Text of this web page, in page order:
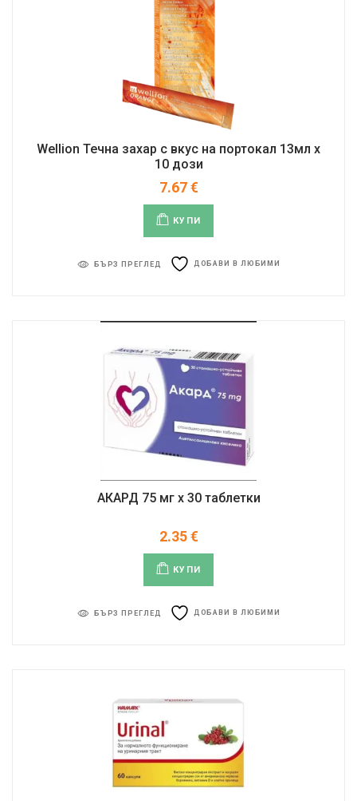
Wellion Течна захар с вкус на портокал 13мл x
10 дози
7.67€
КУПИ
БЪРЗ ПРЕГЛЕД ДОБАВИ В ЛЮБИМИ
АКАРД 75 мг x 30 таблетки
2.35€
КУПИ
БЪРЗ ПРЕГЛЕД ДОБАВИ В ЛЮБИМИ